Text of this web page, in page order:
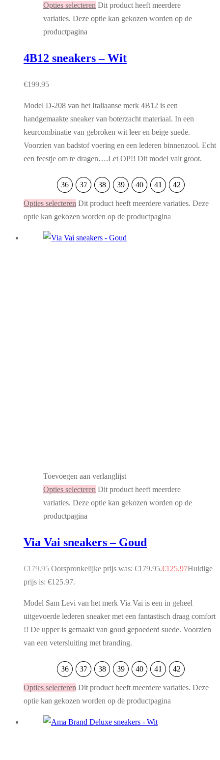
Opties selecteren Dit product heeft meerdere
variaties. Deze optie kan gekozen worden op de
productpagina
4B12 sneakers – Wit
€199.95
Model D-208 van het Italiaanse merk 4B12 is een
handgemaakte sneaker van boterzacht materiaal. In een
keurcombinatie van gebroken wit leer en beige suede.
Voorzien van badstof voering en een lederen binnenzool. Echt
een feestje om te dragen….Let OP!! Dit model valt groot.
36 37 38 39 40 41 42
Opties selecteren Dit product heeft meerdere variaties. Deze
optie kan gekozen worden op de productpagina
Toevoegen aan verlanglijst
Opties selecteren Dit product heeft meerdere
variaties. Deze optie kan gekozen worden op de
productpagina
Via Vai sneakers – Goud
€179.95 Oorspronkelijke prijs was: €179.95.€125.97Huidige
prijs is: €125.97.
Model Sam Levi van het merk Via Vai is een in geheel
uitgevoerde lederen sneaker met een fantastisch draag comfort
!! De upper is gemaakt van goud gepoederd suede. Voorzien
van een vetersluiting met branding.
36 37 38 39 40 41 42
Opties selecteren Dit product heeft meerdere variaties. Deze
optie kan gekozen worden op de productpagina